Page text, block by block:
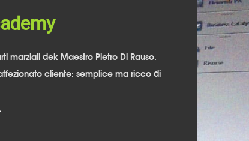
marziali dek Maestro Pietro Di Rauso.
cliente: semplice ma ricco di